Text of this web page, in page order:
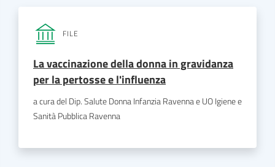
FILE
La vaccinazione della donna in gravidanza
per la pertosse e l'influenza
a cura del Dip. Salute Donna Infanzia Ravenna e UO Igiene e
Sanità Pubblica Ravenna